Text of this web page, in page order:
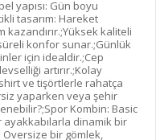
yapısı: Gün boyu
tasarım: Hareket
kaliteli
konfor sunar.;Günlük
için idealdir.;Cep
artırır.;Kolay
ve tişörtlerle rahatça
yaparken veya şehir
Kombin: Basic
dinamik bir
bir gömlek,